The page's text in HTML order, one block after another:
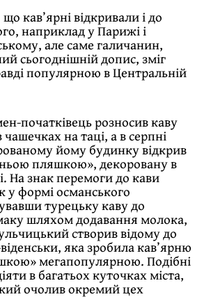
кав’ярні відкривали і до
наприклад у Парижі і
але саме галичанин,
сьогоднішній допис, зміг
популярною в Центральній
початківець розносив каву
на таці, а в серпні
йому будинку відкрив
пляшкою», декоровану в
На знак перемоги до кави
у формі османського
турецьку каву до
шляхом додавання молока,
створив відому до
яка зробила кав’ярню
мегапопулярною. Подібні
в багатьох куточках міста,
очолив окремий цех